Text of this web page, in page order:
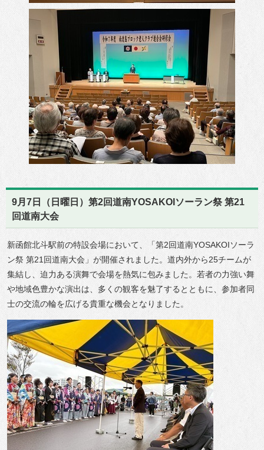
9月7日（日曜日）第2回道南YOSAKOIソーラン祭 第21
回道南大会
新函館北斗駅前の特設会場において、「第2回道南YOSAKOIソーラ
ン祭 第21回道南大会」が開催されました。道内外から25チームが
集結し、迫力ある演舞で会場を熱気に包みました。若者の力強い舞
や地域色豊かな演出は、多くの観客を魅了するとともに、参加者同
士の交流の輪を広げる貴重な機会となりました。